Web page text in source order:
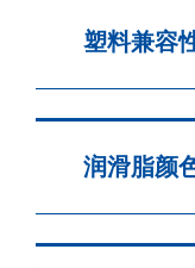
塑料兼容
润滑脂颜